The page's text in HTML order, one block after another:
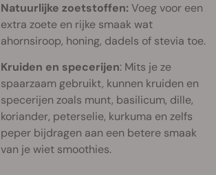
Natuurlijke zoetstoffen: Voeg voor een
extra zoete en rijke smaak wat
ahornsiroop, honing, dadels of stevia toe.
Kruiden en specerijen: Mits je ze
spaarzaam gebruikt, kunnen kruiden en
specerijen zoals munt, basilicum, dille,
koriander, peterselie, kurkuma en zelfs
peper bijdragen aan een betere smaak
van je wiet smoothies.